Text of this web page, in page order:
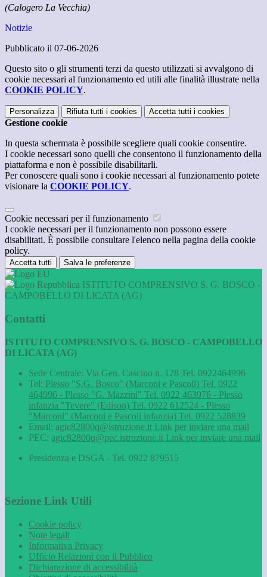
(Calogero La Vecchia)
Notizie
Pubblicato il 07-06-2026
Questo sito o gli strumenti terzi da questo utilizzati si avvalgono di
cookie necessari al funzionamento ed utili alle finalità illustrate nella
COOKIE POLICY.
Personalizza Rifiuta tutti i cookies Accetta tutti i cookies
Gestione cookie
In questa schermata è possibile scegliere quali cookie consentire.
I cookie necessari sono quelli che consentono il funzionamento della
piattaforma e non è possibile disabilitarli.
Per conoscere quali sono i cookie necessari al funzionamento potete
visionare la COOKIE POLICY.
Cookie necessari per il funzionamento
I cookie necessari per il funzionamento non possono essere
disabilitati. È possibile consultare l'elenco nella pagina della cookie
policy.
Accetta tutti Salva le preferenze
ISTITUTO COMPRENSIVO S. G. BOSCO -
CAMPOBELLO DI LICATA (AG)
Contatti
ISTITUTO COMPRENSIVO S. G. BOSCO - CAMPOBELLO
DI LICATA (AG)
Sede Centrale: Via Gen. Cascino n. 128 Tel. 0922464996
Tel: Plesso "S.G. Bosco" (Marconi e Pascoli) Tel. 0922
464996 - Plesso "G. Mazzini" Tel. 0922 463976 - Plesso
infanzia "Tevere" (Edison) Tel. 0922 612524 - Plesso
"Marconi" (Marconi e Pascoli infanzia) Tel. 0922 528839
Email: agic82800q@istruzione.it Link per inviare una mail
PEC: agic82800q@pec.istruzione.it Link per inviare una mail
Presidenza e DSGA - Tel. 0922 879515
Sezione Link Utili
Cookie policy
Note legali
Informativa Privacy
Ufficio Relazioni con il Pubblico
Dichiarazione di accessibilità